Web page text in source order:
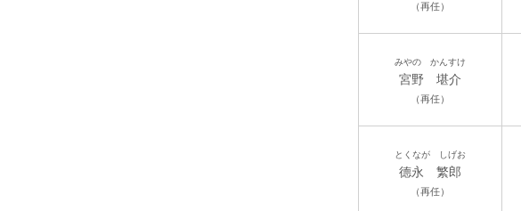
（再任）
みやの かんすけ
宮野 堪介
（再任）
とくなが しげお
德永 繁郎
（再任）